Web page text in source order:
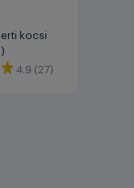
kocsi
4.9 (27)